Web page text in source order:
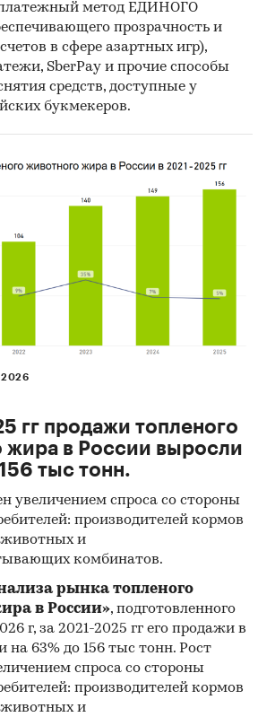
метод ЕДИНОГО
прозрачность и
в сфере азартных игр),
SberPay и прочие способы
средств, доступные у
букмекеров.
2026
гг продажи топленого
жира в России выросли
тыс тонн.
увеличением спроса со стороны
производителей кормов
и
комбинатов.
рынка топленого
в России», подготовленного
г, за 2021-2025 гг его продажи в
на 63% до 156 тыс тонн. Рост
спроса со стороны
производителей кормов
и